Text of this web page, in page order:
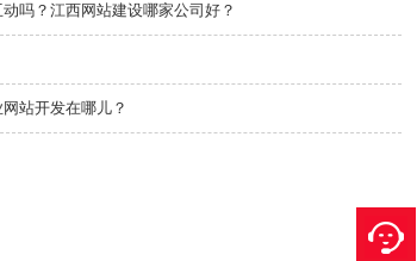
吗？江西网站建设哪家公司好？
站开发在哪儿？